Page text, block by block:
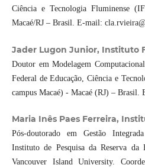
Ciência e Tecnologia Fluminense
Macaé/RJ – Brasil. E-mail:
Jader Lugon Junior, Instituto
Doutor em Modelagem
Federal de Educação, Ciência e
campus Macaé) - Macaé (RJ) –
Maria Inês Paes Ferreira,
Pós-doutorado em Gestão
Instituto de Pesquisa da Reserva
Vancouver Island University.